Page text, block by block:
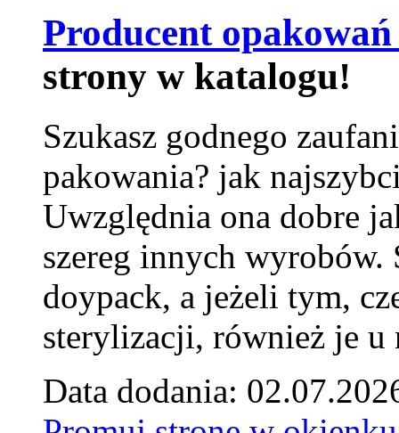
Producent
strony w katalogu!
Szukasz godnego
pakowania? jak
Uwzględnia ona dobre
szereg innych
doypack, a jeżeli tym,
sterylizacji, również je u
Data dodania: